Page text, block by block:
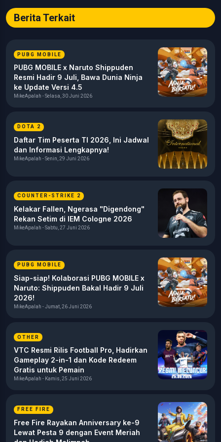
Berita Terkait
PUBG MOBILE
PUBG MOBILE x Naruto Shippuden
Resmi Hadir 9 Juli, Bawa Dunia Ninja
ke Update Versi 4.5
MikeApalah - Selasa, 30 Juni 2026
DOTA 2
Daftar Tim Peserta TI 2026, Ini Jadwal
dan Informasi Lengkapnya!
MikeApalah - Senin, 29 Juni 2026
COUNTER-STRIKE 2
Kelakar Fallen, Ngerasa "Digendong"
Rekan Setim di IEM Cologne 2026
MikeApalah - Sabtu, 27 Juni 2026
PUBG MOBILE
Siap-siap! Kolaborasi PUBG MOBILE x
Naruto: Shippuden Bakal Hadir 9 Juli
2026!
MikeApalah - Jumat, 26 Juni 2026
OTHER
VTC Resmi Rilis Football Pro, Hadirkan
Gameplay 2-in-1 dan Kode Redeem
Gratis untuk Pemain
MikeApalah - Kamis, 25 Juni 2026
FREE FIRE
Free Fire Rayakan Anniversary ke-9
Lewat Pesta 9 dengan Event Meriah